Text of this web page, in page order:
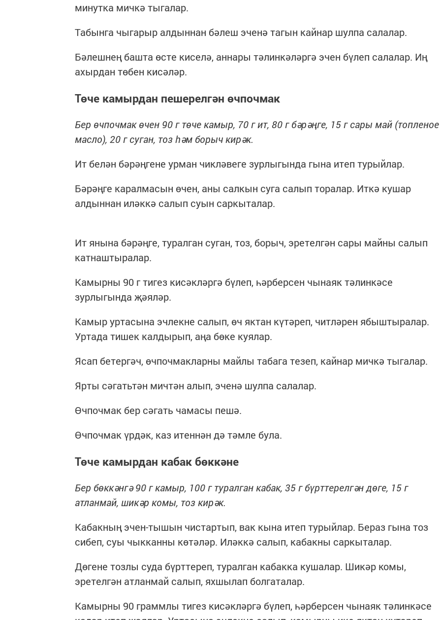
минутка мичкә тыгалар.
Табынга чыгарыр алдыннан бәлеш эченә тагын кайнар шулпа салалар.
Бәлешнең башта өсте киселә, аннары тәлинкәләргә эчен бүлеп салалар. Иң
ахырдан төбен кисәләр.
Төче камырдан пешерелгән өчпочмак
Бер өчпочмак өчен 90 г төче камыр, 70 г ит, 80 г бәрәңге, 15 г сары май (топленое
масло), 20 г суган, тоз һәм борыч кирәк.
Ит белән бәрәңгене урман чикләвеге зурлыгында гына итеп турыйлар.
Бәрәңге каралмасын өчен, аны салкын суга салып торалар. Иткә кушар
алдыннан иләккә салып суын саркыталар.
Ит янына бәрәңге, туралган суган, тоз, борыч, эретелгән сары майны салып
катнаштыралар.
Камырны 90 г тигез кисәкләргә бүлеп, һәрберсен чынаяк тәлинкәсе
зурлыгында җәяләр.
Камыр уртасына эчлекне салып, өч яктан күтәреп, читләрен ябыштыралар.
Уртада тишек калдырып, аңа бөке куялар.
Ясап бетергәч, өчпочмакларны майлы табага тезеп, кайнар мичкә тыгалар.
Ярты сәгатьтән мичтән алып, эченә шулпа салалар.
Өчпочмак бер сәгать чамасы пешә.
Өчпочмак үрдәк, каз итеннән дә тәмле була.
Төче камырдан кабак бөккәне
Бер бөккәнгә 90 г камыр, 100 г туралган кабак, 35 г бүрттерелгән дөге, 15 г
атланмай, шикәр комы, тоз кирәк.
Кабакның эчен-тышын чистартып, вак кына итеп турыйлар. Бераз гына тоз
сибеп, суы чыкканны көтәләр. Иләккә салып, кабакны саркыталар.
Дөгене тозлы суда бүрттереп, туралган кабакка кушалар. Шикәр комы,
эретелгән атланмай салып, яхшылап болгаталар.
Камырны 90 граммлы тигез кисәкләргә бүлеп, һәрберсен чынаяк тәлинкәсе